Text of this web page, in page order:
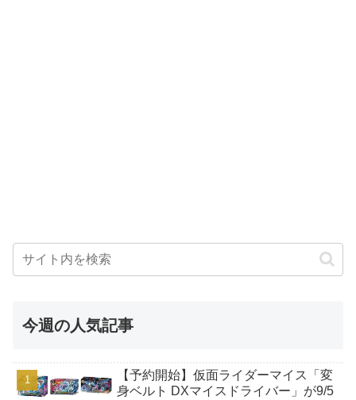
今週の人気記事
【予約開始】仮面ライダーマイス「変
身ベルト DXマイスドライバー」が9/5